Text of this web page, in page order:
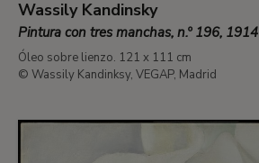
Wassily Kandinsky
Pintura con tres manchas, n.º 196, 1914
Óleo sobre lienzo. 121 x 111 cm
© Wassily Kandinksy, VEGAP, Madrid